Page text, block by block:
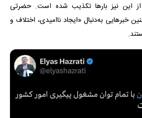
این نیز بارها تکذیب شده است. حضرتی
خبرهایی به‌دنبال «ایجاد ناامیدی، اختلاف و